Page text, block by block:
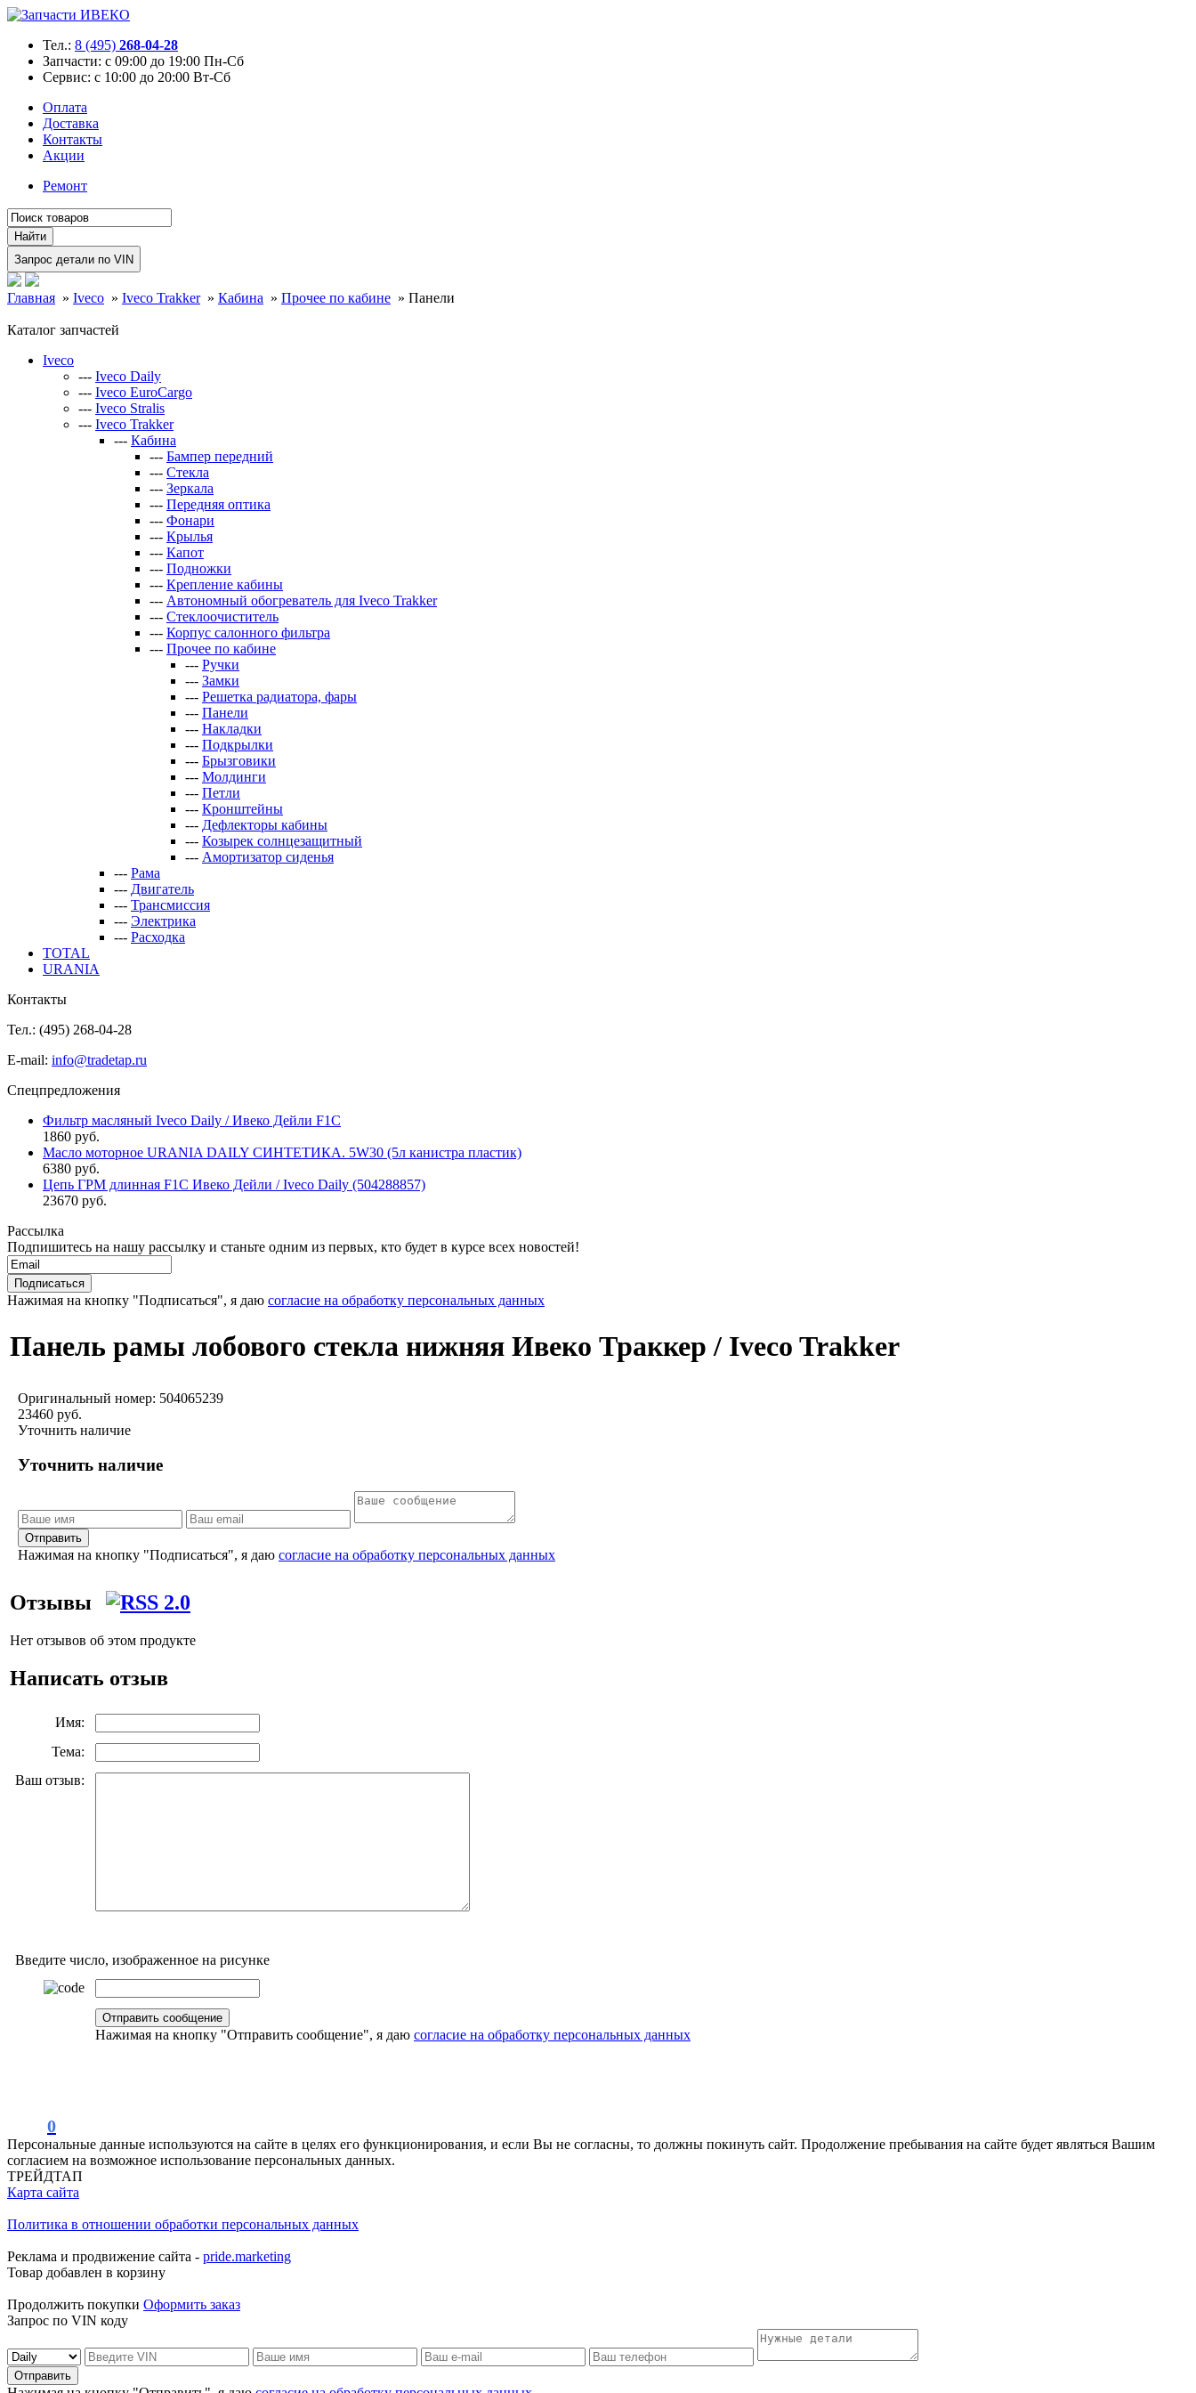
Тел.: 8 (495) 268-04-28
Запчасти: с 09:00 до 19:00 Пн-Сб
Сервис: с 10:00 до 20:00 Вт-Сб
Оплата
Доставка
Контакты
Акции
Ремонт
Главная » Iveco » Iveco Trakker » Кабина » Прочее по кабине » Панели
Каталог запчастей
Iveco
--- Iveco Daily
--- Iveco EuroCargo
--- Iveco Stralis
--- Iveco Trakker
--- Кабина
--- Бампер передний
--- Стекла
--- Зеркала
--- Передняя оптика
--- Фонари
--- Крылья
--- Капот
--- Подножки
--- Крепление кабины
--- Автономный обогреватель для Iveco Trakker
--- Стеклоочиститель
--- Корпус салонного фильтра
--- Прочее по кабине
--- Ручки
--- Замки
--- Решетка радиатора, фары
--- Панели
--- Накладки
--- Подкрылки
--- Брызговики
--- Молдинги
--- Петли
--- Кронштейны
--- Дефлекторы кабины
--- Козырек солнцезащитный
--- Амортизатор сиденья
--- Рама
--- Двигатель
--- Трансмиссия
--- Электрика
--- Расходка
TOTAL
URANIA
Контакты
Тел.: (495) 268-04-28
E-mail: info@tradetap.ru
Спецпредложения
Фильтр масляный Iveco Daily / Ивеко Дейли F1C
1860 руб.
Масло моторное URANIA DAILY СИНТЕТИКА. 5W30 (5л канистра пластик)
6380 руб.
Цепь ГРМ длинная F1C Ивеко Дейли / Iveco Daily (504288857)
23670 руб.
Рассылка
Подпишитесь на нашу рассылку и станьте одним из первых, кто будет в курсе всех новостей!
Нажимая на кнопку "Подписаться", я даю согласие на обработку персональных данных
Панель рамы лобового стекла нижняя Ивеко Траккер / Iveco Trakker
Оригинальный номер: 504065239
23460 руб.
Уточнить наличие
Уточнить наличие
Отправить
Нажимая на кнопку "Подписаться", я даю согласие на обработку персональных данных
Отзывы
Нет отзывов об этом продукте
Написать отзыв
Имя:
Тема:
Ваш отзыв:
Введите число, изображенное на рисунке
Нажимая на кнопку "Отправить сообщение", я даю согласие на обработку персональных данных
0
Персональные данные используются на сайте в целях его функционирования, и если Вы не согласны, то должны покинуть сайт. Продолжение пребывания на сайте будет являться Вашим
согласием на возможное использование персональных данных.
ТРЕЙДТАП
Карта сайта
Политика в отношении обработки персональных данных
Реклама и продвижение сайта - pride.marketing
Товар добавлен в корзину
Продолжить покупки Оформить заказ
Запрос по VIN коду
Отправить